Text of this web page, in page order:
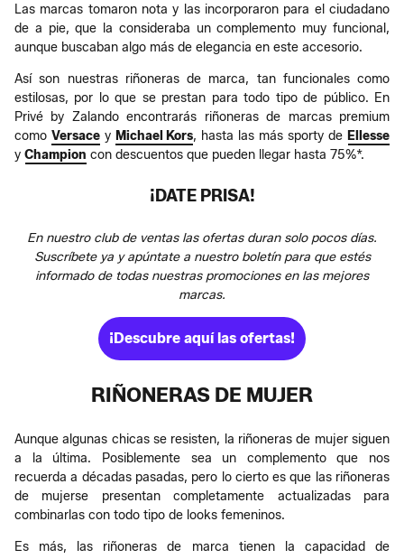
Las marcas tomaron nota y las incorporaron para el ciudadano
de a pie, que la consideraba un complemento muy funcional,
aunque buscaban algo más de elegancia en este accesorio.
Así son nuestras riñoneras de marca, tan funcionales como
estilosas, por lo que se prestan para todo tipo de público. En
Privé by Zalando encontrarás riñoneras de marcas premium
como Versace y Michael Kors, hasta las más sporty de Ellesse
y Champion con descuentos que pueden llegar hasta 75%*.
¡DATE PRISA!
En nuestro club de ventas las ofertas duran solo pocos días.
Suscríbete ya y apúntate a nuestro boletín para que estés
informado de todas nuestras promociones en las mejores
marcas.
¡Descubre aquí las ofertas!
RIÑONERAS DE MUJER
Aunque algunas chicas se resisten, la riñoneras de mujer siguen
a la última. Posiblemente sea un complemento que nos
recuerda a décadas pasadas, pero lo cierto es que las riñoneras
de mujerse presentan completamente actualizadas para
combinarlas con todo tipo de looks femeninos.
Es más, las riñoneras de marca tienen la capacidad de